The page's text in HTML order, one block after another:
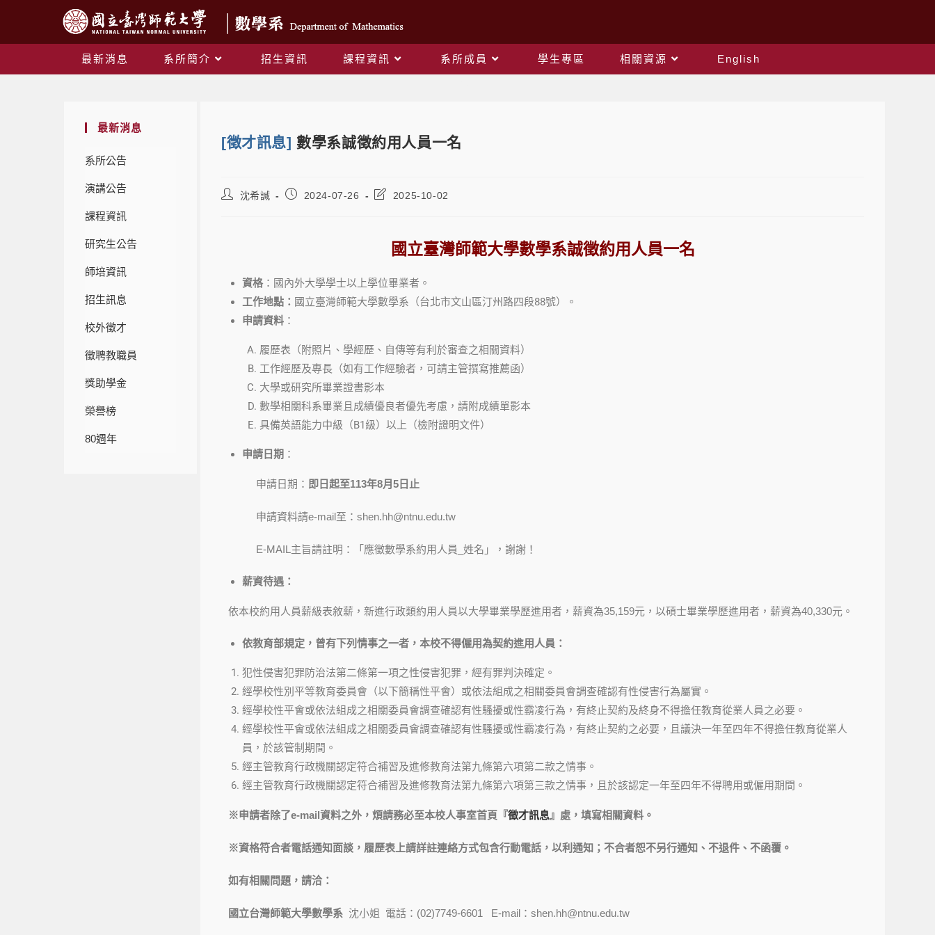
最新消息 系所簡介 招生資訊 課程資訊 系所成員 學生專區 相關資源
English
最新消息
系所公告
演講公告
課程資訊
研究生公告
師培資訊
招生訊息
校外徵才
徵聘教職員
獎助學金
榮譽榜
80週年
[徵才訊息] 數學系誠徵約用人員一名
沈希諴 2024-07-26 2025-10-02
國立臺灣師範大學數學系誠徵約用人員一名
資格：國內外大學學士以上學位畢業者。
工作地點： 國立臺灣師範大學數學系（台北市文山區汀州路四段88號）。
申請資料 ：
履歷表（附照片、學經歷、自傳等有利於審查之相關資料）
工作經歷及專長（如有工作經驗者，可請主管撰寫推薦函）
大學或研究所畢業證書影本
數學相關科系畢業且成績優良者優先考慮，請附成績單影本
具備英語能力中級（B1級）以上（檢附證明文件）
申請日期 ：
申請日期： 即日起至113年8月5 日止
申請資料請e-mail至：shen.hh@ntnu.edu.tw
E-MAIL主旨請註明：「應徵數學系約用人員_姓名」，謝謝！
薪資待遇：
依本校約用人員薪級表敘薪，新進行政類約用人員以大學畢業學歷進用者，薪資為35,159元，以碩士畢業學歷進用者，薪資為40,330元。
依教育部規定，曾有下列情事之一者，本校不得僱用為契約進用人員：
犯性侵害犯罪防治法第二條第一項之性侵害犯罪，經有罪判決確定。
經學校性別平等教育委員會（以下簡稱性平會）或依法組成之相關委員會調查確認有性侵害行為屬實。
經學校性平會或依法組成之相關委員會調查確認有性騷擾或性霸凌行為，有終止契約及終身不得擔任教育從業人員之必要。
經學校性平會或依法組成之相關委員會調查確認有性騷擾或性霸凌行為，有終止契約之必要，且議決一年至四年不得擔任教育從業人
員，於該管制期間。
經主管教育行政機關認定符合補習及進修教育法第九條第六項第二款之情事。
經主管教育行政機關認定符合補習及進修教育法第九條第六項第三款之情事，且於該認定一年至四年不得聘用或僱用期間。
※申請者除了e-mail資料之外，煩請務必至本校人事室首頁『徵才訊息 』處 ，填寫相關資料。
※資格符合者電話通知面談，履歷表上請詳註連絡方式包含行動電話，以利通知；不合者恕不另行通知、不退件、不函覆。
如有相關問題，請洽：
國立台灣師範大學數學系 沈小姐 電話：(02)7749-6601 E-mail：shen.hh@ntnu.edu.tw